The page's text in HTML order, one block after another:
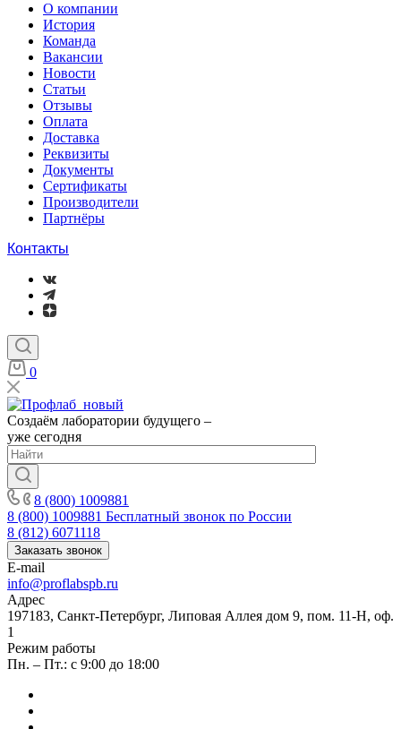
О компании
История
Команда
Вакансии
Новости
Статьи
Отзывы
Оплата
Доставка
Реквизиты
Документы
Сертификаты
Производители
Партнёры
Контакты
0
Создаём лаборатории будущего –
уже сегодня
8 (800) 1009881
8 (800) 1009881 Бесплатный звонок по России
8 (812) 6071118
Заказать звонок
E-mail
info@proflabspb.ru
Адрес
197183, Санкт-Петербург, Липовая Аллея дом 9, пом. 11-Н, оф.
1
Режим работы
Пн. – Пт.: с 9:00 до 18:00